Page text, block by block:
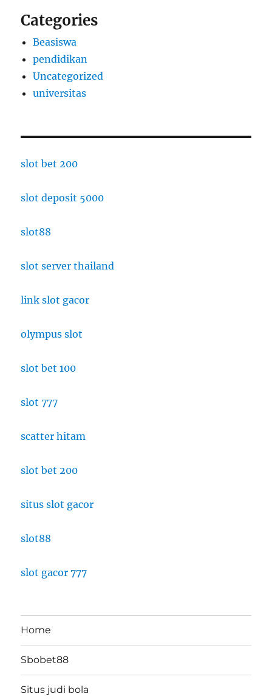
Categories
Beasiswa
pendidikan
Uncategorized
universitas
slot bet 200
slot deposit 5000
slot88
slot server thailand
link slot gacor
olympus slot
slot bet 100
slot 777
scatter hitam
slot bet 200
situs slot gacor
slot88
slot gacor 777
Home
Sbobet88
Situs judi bola